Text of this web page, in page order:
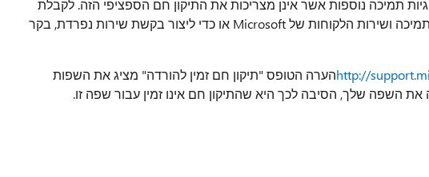
תמיכה נוספות אשר אינן מצריכות את התיקון חם הספציפי הזה. לקבלת
רשימה מלאה של מספרי הטלפון של התמיכה ושירות הלקוחות של Microsoft או כדי ליצור בקשת שירות נפרדת, בקר
http://הערה הטופס "תיקון חם זמין להורדה" מציג את השפות
את השפה שלך, הסיבה לכך היא שהתיקון חם אינו זמין עבור שפה זו.